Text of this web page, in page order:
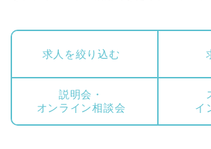
保育スタッフ(保育士)・調理スタッフ(調
象となります。
求人を絞り込む
説明会・
オンライン相談会
イ